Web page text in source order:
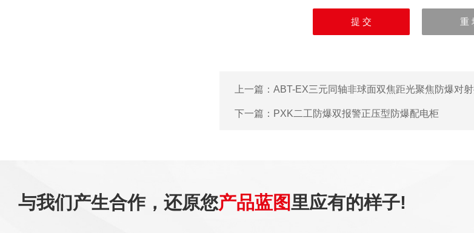
上一篇： ABT-EX三元同轴非球面双焦距光聚焦防爆对
下一篇： PXK二工防爆双报警正压型防爆配电柜
与我们产生合作，还原您产品蓝图里应有的样子!